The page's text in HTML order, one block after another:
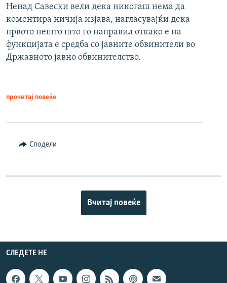
Ненад Савески вели дека никогаш нема да
коментира ничија изјава, нагласувајќи дека
првото нешто што го направил откако е на
функцијата е средба со јавните обвинители во
Државното јавно обвинителство.
прочитај повеќе
Сподели
Вчитај повеќе
СЛЕДЕТЕ НЕ